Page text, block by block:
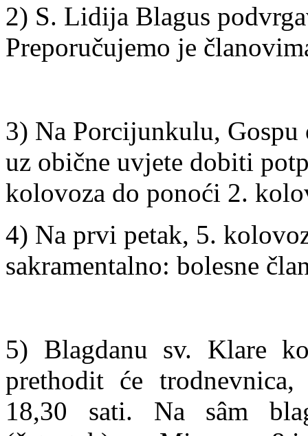
2) S. Lidija Blagus
Preporučujemo je
3) Na Porcijunkulu, Gospu
uz obične uvjete dobiti
kolovoza do ponoći 2.
4) Na prvi petak, 5.
sakramentalno: bolesne
5) Blagdanu sv. Klare
prethodit će
18,30 sati. Na sâm